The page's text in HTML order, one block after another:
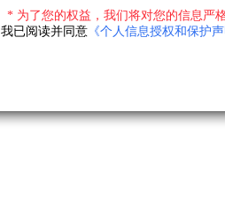
* 为了您的权益，我们将对您的信息严
我已阅读并同意《个人信息授权和保护